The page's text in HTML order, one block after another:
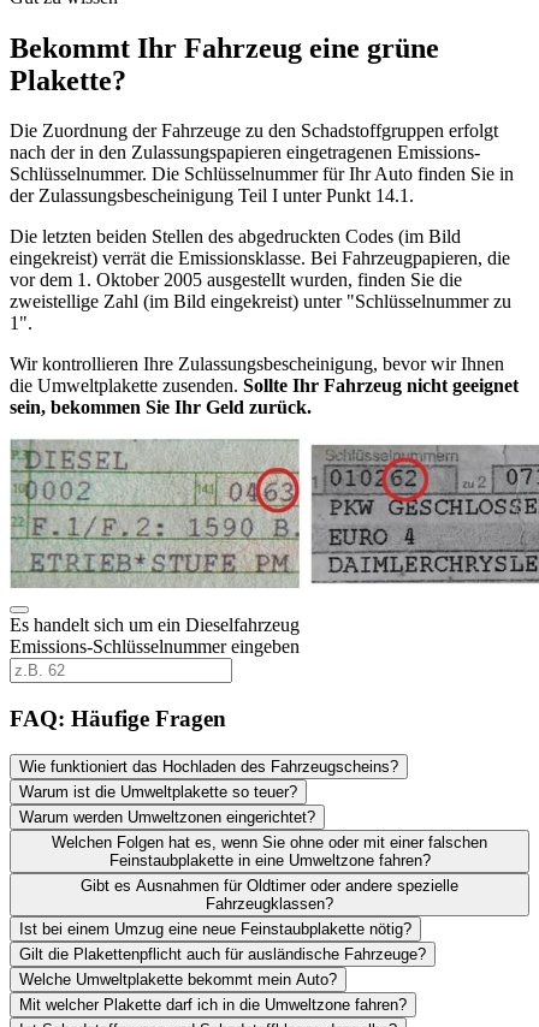
Bekommt Ihr Fahrzeug eine grüne
Plakette?
Die Zuordnung der Fahrzeuge zu den Schadstoffgruppen erfolgt
nach der in den Zulassungspapieren eingetragenen Emissions-
Schlüsselnummer. Die Schlüsselnummer für Ihr Auto finden Sie in
der Zulassungsbescheinigung Teil I unter Punkt 14.1.
Die letzten beiden Stellen des abgedruckten Codes (im Bild
eingekreist) verrät die Emissionsklasse. Bei Fahrzeugpapieren, die
vor dem 1. Oktober 2005 ausgestellt wurden, finden Sie die
zweistellige Zahl (im Bild eingekreist) unter "Schlüsselnummer zu
1".
Wir kontrollieren Ihre Zulassungsbescheinigung, bevor wir Ihnen
die Umweltplakette zusenden. Sollte Ihr Fahrzeug nicht geeignet
sein, bekommen Sie Ihr Geld zurück.
Es handelt sich um ein Dieselfahrzeug
Emissions-Schlüsselnummer eingeben
FAQ: Häufige Fragen
Wie funktioniert das Hochladen des Fahrzeugscheins?
Warum ist die Umweltplakette so teuer?
Warum werden Umweltzonen eingerichtet?
Welchen Folgen hat es, wenn Sie ohne oder mit einer falschen
Feinstaubplakette in eine Umweltzone fahren?
Gibt es Ausnahmen für Oldtimer oder andere spezielle
Fahrzeugklassen?
Ist bei einem Umzug eine neue Feinstaubplakette nötig?
Gilt die Plakettenpflicht auch für ausländische Fahrzeuge?
Welche Umweltplakette bekommt mein Auto?
Mit welcher Plakette darf ich in die Umweltzone fahren?